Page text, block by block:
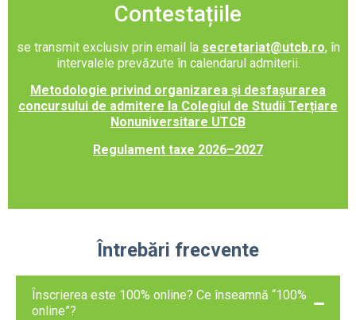
Contestațiile
se transmit exclusiv prin email la secretariat@utcb.ro, în
intervalele prevăzute în calendarul admiterii.
Metodologie privind organizarea și desfașurarea
concursului de admitere la Colegiul de Studii Terțiare
Nonuniversitare UTCB
Regulament taxe 2026–2027
Întrebări frecvente
Înscrierea este 100% online? Ce înseamnă “100%
online”?